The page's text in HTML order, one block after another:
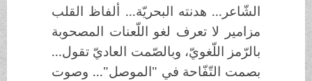
الشّاعر... هدنته البحريّة... ألفاظ القلب
مزامير لا تعرف لغو اللّعنات المصحوبة
بالرّمز اللّغويّ، وبالصّمت العاديّ تقول...
بصمت التّفّاحة في "الموصل"... وصوت